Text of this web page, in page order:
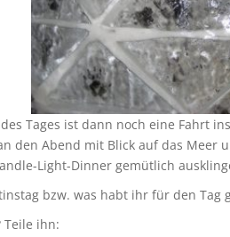
Tages ist dann noch eine Fahrt
den Abend mit Blick auf das Meer
Light-Dinner gemütlich
bzw. was habt ihr für den Tag
Teile ihn: